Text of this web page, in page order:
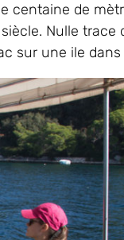
centaine de
Nulle trace
sur une ile dans